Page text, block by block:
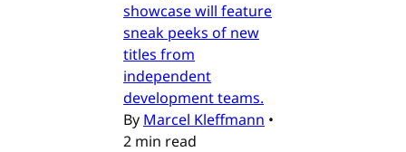
showcase will feature
sneak peeks of new
titles from
independent
development teams.
By Marcel Kleffmann •
2 min read